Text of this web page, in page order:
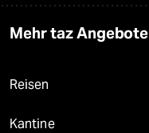
Mehr taz Angebote
Reisen
Kantine